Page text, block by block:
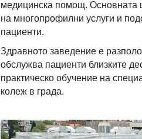
медицинска помощ. Основната
на многопрофилни услуги и
пациенти.
Здравното заведение е
обслужва пациенти близките
практическо обучение на
колеж в града.